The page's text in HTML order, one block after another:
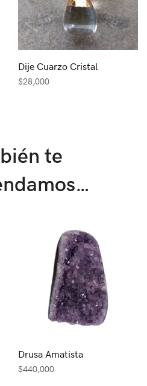
Dije Cuarzo Cristal
$28,000
te
Drusa Amatista
$440,000